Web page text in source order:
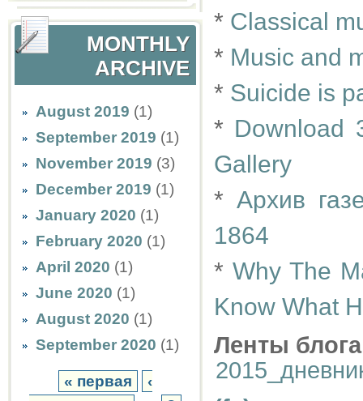
MONTHLY
ARCHIVE
August 2019 (1)
September 2019 (1)
November 2019 (3)
December 2019 (1)
January 2020 (1)
February 2020 (1)
April 2020 (1)
June 2020 (1)
August 2020 (1)
September 2020 (1)
« первая
‹
* Classical
* Music and
* Suicide is
* Download
Gallery
*Архив
1864
*Why The
Know What
Ленты